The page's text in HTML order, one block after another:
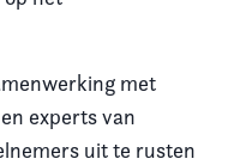
met
experts van
uit te rusten